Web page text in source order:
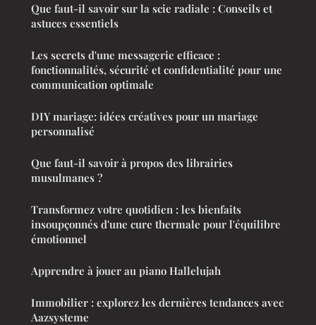
Que faut-il savoir sur la scie radiale : Conseils et
astuces essentiels
Les secrets d'une messagerie efficace :
fonctionnalités, sécurité et confidentialité pour une
communication optimale
DIY mariage: idées créatives pour un mariage
personnalisé
Que faut-il savoir à propos des librairies
musulmanes ?
Transformez votre quotidien : les bienfaits
insoupçonnés d'une cure thermale pour l'équilibre
émotionnel
Apprendre à jouer au piano Hallelujah
Immobilier : explorez les dernières tendances avec
Aazsysteme